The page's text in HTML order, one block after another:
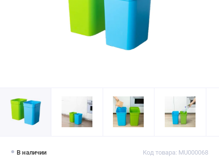
В наличии Код товара: MU000068